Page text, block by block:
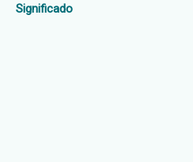
Significado